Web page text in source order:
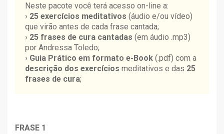
Neste pacote você terá acesso on-line a:
› 25 exercícios meditativos (áudio e/ou vídeo)
que virão antes de cada frase cantada;
› 25 frases de cura cantadas (em áudio .mp3)
por Andressa Toledo;
› Guia Prático em formato e-Book (.pdf) com a
descrição dos exercícios meditativos e das 25
frases de cura;
FRASE 1